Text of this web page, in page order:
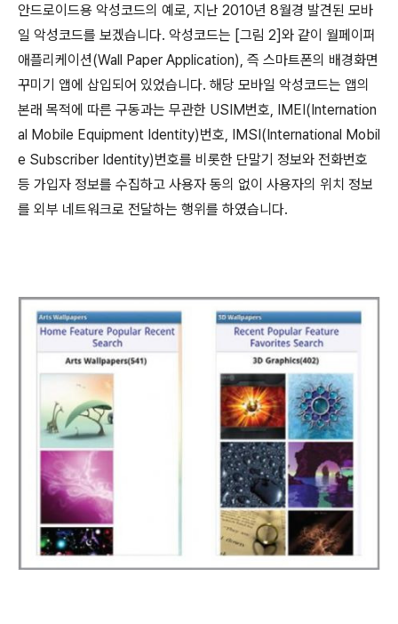
안드로이드용 악성코드의 예로, 지난 2010년 8월경 발견된 모바
일 악성코드를 보겠습니다. 악성코드는 [그림 2]와 같이 월페이퍼
애플리케이션(Wall Paper Application), 즉 스마트폰의 배경화면
꾸미기 앱에 삽입되어 있었습니다. 해당 모바일 악성코드는 앱의
본래 목적에 따른 구동과는 무관한 USIM번호, IMEI(Internation
al Mobile Equipment Identity)번호, IMSI(International Mobil
e Subscriber Identity)번호를 비롯한 단말기 정보와 전화번호
등 가입자 정보를 수집하고 사용자 동의 없이 사용자의 위치 정보
를 외부 네트워크로 전달하는 행위를 하였습니다.